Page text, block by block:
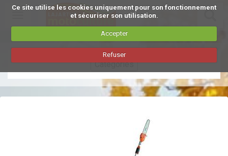
Ce site utilise les cookies uniquement pour son fonctionnement
et sécuriser son utilisation.
Accepter
Refuser
Aller
navigation
Catégories